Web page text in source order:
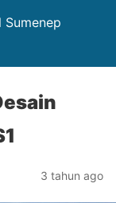
3 tahun ago